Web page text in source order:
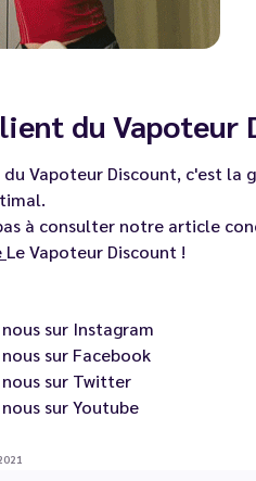
du Vapoteur
Vapoteur Discount, c'est la
à consulter notre article
Le Vapoteur Discount !
sur Instagram
sur Facebook
sur Twitter
surYoutube